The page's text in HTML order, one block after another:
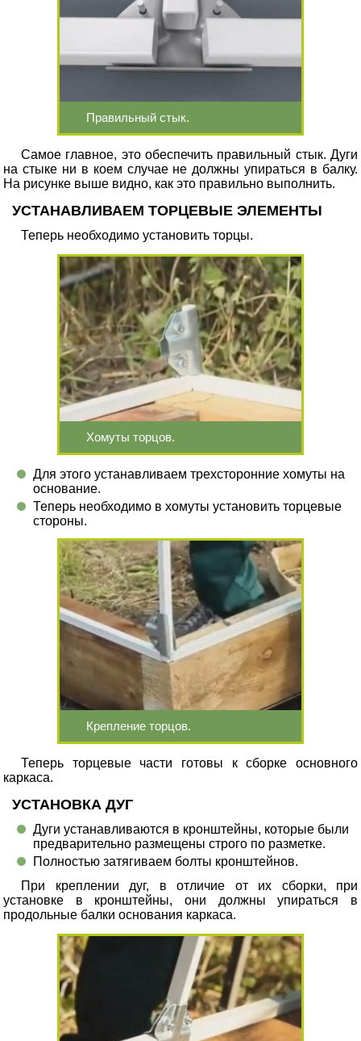
Правильный стык.
Самое главное, это обеспечить правильный стык. Дуги
на стыке ни в коем случае не должны упираться в балку.
На рисунке выше видно, как это правильно выполнить.
УСТАНАВЛИВАЕМ ТОРЦЕВЫЕ ЭЛЕМЕНТЫ
Теперь необходимо установить торцы.
Хомуты торцов.
Для этого устанавливаем трехсторонние хомуты на
основание.
Теперь необходимо в хомуты установить торцевые
стороны.
Крепление торцов.
Теперь торцевые части готовы к сборке основного
каркаса.
УСТАНОВКА ДУГ
Дуги устанавливаются в кронштейны, которые были
предварительно размещены строго по разметке.
Полностью затягиваем болты кронштейнов.
При креплении дуг, в отличие от их сборки, при
установке в кронштейны, они должны упираться в
продольные балки основания каркаса.